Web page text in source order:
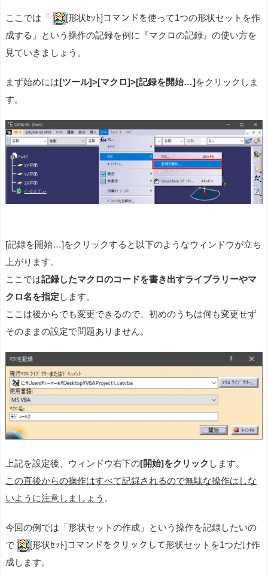
ここでは「
[形状ｾｯﾄ]コマンドを使って1つの形状セットを作
成する」という操作の記録を例に『マクロの記録』の使い方を
見ていきましょう。
まず始めには[ツール]>[マクロ]>[記録を開始…]をクリックしま
す。
[記録を開始…]をクリックすると以下のようなウィンドウが立ち
上がります。
ここでは記録したマクロのコードを書き出すライブラリーやマ
クロ名を指定 します。
ここは後からでも変更できるので、初めのうちは何も変更せず
そのままの設定で問題ありません。
上記を設定後、ウィンドウ右下の[開始]をクリック します。
この直後からの操作はすべて記録されるので無駄な操作はしな
いように注意しましょう 。
今回の例では「形状セットの作成」という操作を記録したいの
で
[形状ｾｯﾄ]コマンドをクリックして形状セットを1つだけ作
成します。